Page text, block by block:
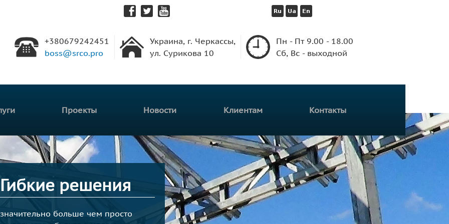
+380679242451
boss@srco.pro
Украина, г. Черкассы,
ул. Сурикова 10
Пн - Пт 9.00 - 18.00
Сб, Вс - выходной
Проекты Новости Клиентам Контакты
решения
больше чем просто
просто
подход к
для нас
лучшее предложение, мы же